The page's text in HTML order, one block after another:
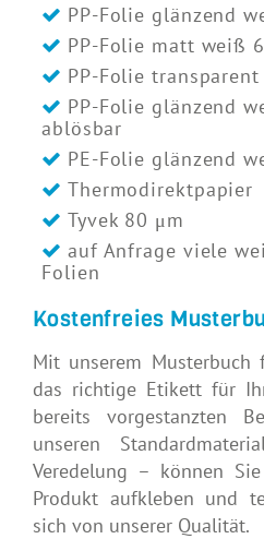
PP-Folie glänzend
PP-Folie matt weiß
PP-Folie
PP-Folie glänzend
ablösbar
PE-Folie glänzend
Thermodirektpapier
Tyvek 80 μm
auf Anfrage viele
Folien
Kostenfreies
Mit unserem Musterbuch
das richtige Etikett für
bereits vorgestanzten
unseren
Veredelung – können
Produkt aufkleben und
sich von unserer Qualität.